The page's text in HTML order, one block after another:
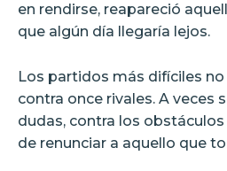
en rendirse, reapareció
que algún día llegaría lejos.
Los partidos más difíciles
contra once rivales. A veces
dudas, contra los
de renunciar a aquello que